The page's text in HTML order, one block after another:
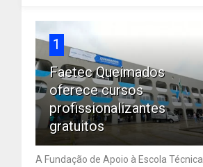
1
Faetec Queimados
oferece cursos
profissionalizantes
gratuitos
A Fundação de Apoio à Escola Técnica